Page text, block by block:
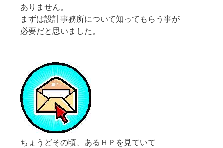
ありません。
まずは設計事務所について知ってもらう事が
必要だと思いました。
ちょうどその頃、あるＨＰを見ていて